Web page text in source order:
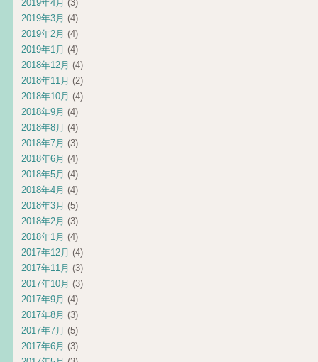
2019年4月 (3)
2019年3月 (4)
2019年2月 (4)
2019年1月 (4)
2018年12月 (4)
2018年11月 (2)
2018年10月 (4)
2018年9月 (4)
2018年8月 (4)
2018年7月 (3)
2018年6月 (4)
2018年5月 (4)
2018年4月 (4)
2018年3月 (5)
2018年2月 (3)
2018年1月 (4)
2017年12月 (4)
2017年11月 (3)
2017年10月 (3)
2017年9月 (4)
2017年8月 (3)
2017年7月 (5)
2017年6月 (3)